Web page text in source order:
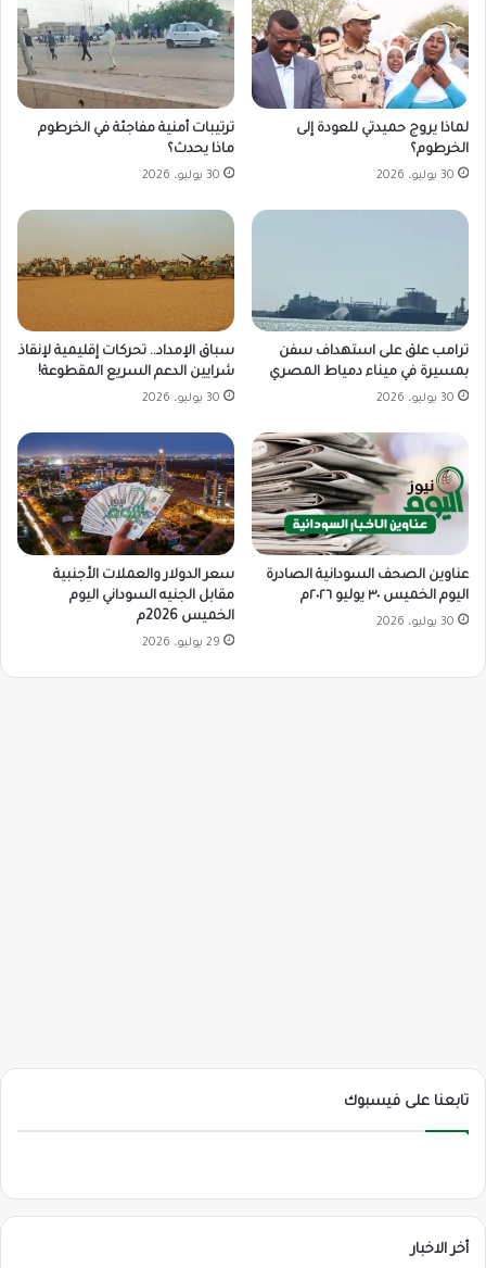
لماذا يروج حميدتي للعودة إلى
الخرطوم؟
30 يوليو، 2026
ترتيبات أمنية مفاجئة في الخرطوم
ماذا يحدث؟
30 يوليو، 2026
ترامب علق على استهداف سفن
بمسيرة في ميناء دمياط المصري
30 يوليو، 2026
سباق الإمداد.. تحركات إقليمية لإنقاذ
شرايين الدعم السريع المقطوعة!
30 يوليو، 2026
عناوين الصحف السودانية الصادرة
اليوم الخميس ٣٠ يوليو ٢٠٢٦م
30 يوليو، 2026
سعر الدولار والعملات الأجنبية
مقابل الجنيه السوداني اليوم
الخميس 2026م
29 يوليو، 2026
تابعنا على فيسبوك
أخر الاخبار